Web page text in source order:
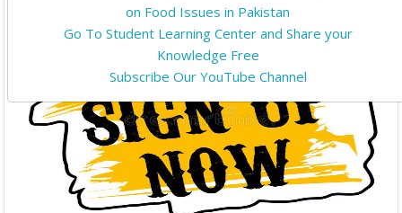
on Food Issues in Pakistan
Go To Student Learning Center and Share your
Knowledge Free
Subscribe Our YouTube Channel
Fallow Us on Linkdin